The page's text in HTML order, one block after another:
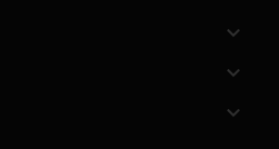


